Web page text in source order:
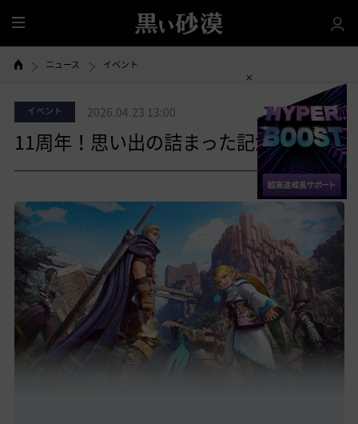
全
体
ニュース イベント
イベント 2026.04.23 13:00
11周年！思い出の詰まった記念称号！
共有する